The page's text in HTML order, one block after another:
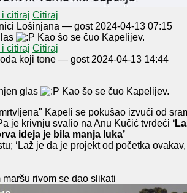
citiraj Citiraj
Lošinjana — gost 2024-04-13 07:15
Kao šo se čuo Kapelijev.
citiraj Citiraj
koji tone — gost 2024-04-13 14:44
glas
Kao šo se čuo Kapelijev.
Kapeli se pokušao izvući od
je krivnju svalio na Anu Kučić tvrdeći
ideja je bila manja luka’
‘Laž je da je projekt od početka
rivom se dao slikati